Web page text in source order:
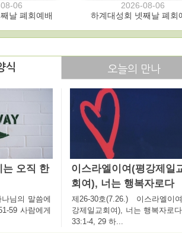
06
날 폐회예배
2026-08-06
하계대성회 넷째날 폐회
식 오늘의 만나
는 오직 한
님의 말씀에
59 사람에게
이스라엘이여(평강제일
회여), 너는 행복자로다
제26-30호(7.26.) 이스라엘이
강제일교회여), 너는 행복자로
33:1-4, 29 하...